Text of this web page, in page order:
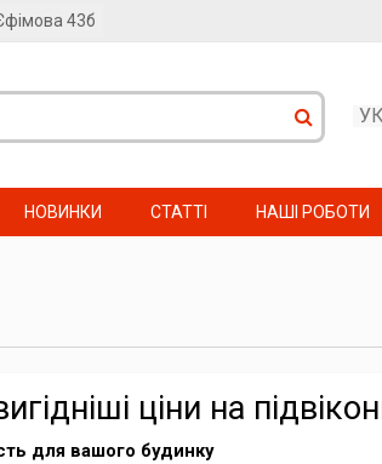
43б
НОВИНКИ СТАТТІ НАШІ РОБОТИ
ціни на
для вашого будинку